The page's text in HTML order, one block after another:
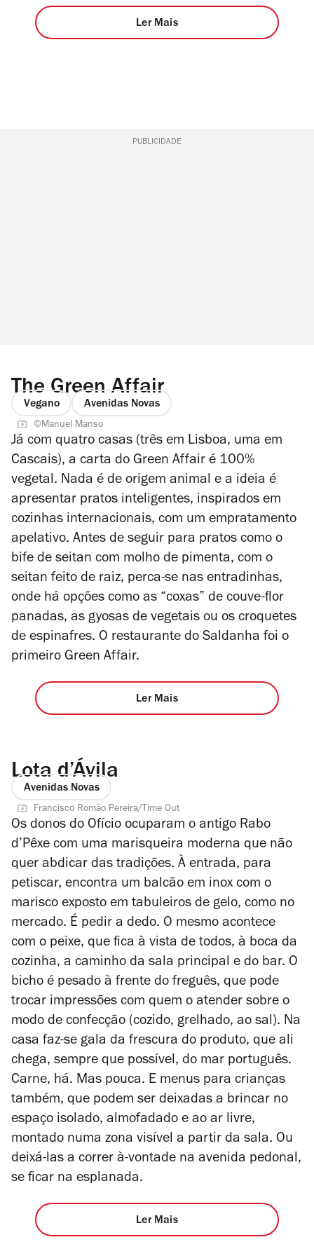
Ler Mais
PUBLICIDADE
The Green Affair
Vegano Avenidas Novas
©Manuel Manso
Já com quatro casas (três em Lisboa, uma em
Cascais), a carta do Green Affair é 100%
vegetal. Nada é de origem animal e a ideia é
apresentar pratos inteligentes, inspirados em
cozinhas internacionais, com um empratamento
apelativo. Antes de seguir para pratos como o
bife de seitan com molho de pimenta, com o
seitan feito de raiz, perca-se nas entradinhas,
onde há opções como as “coxas” de couve-flor
panadas, as gyosas de vegetais ou os croquetes
de espinafres. O restaurante do Saldanha foi o
primeiro Green Affair.
Ler Mais
Lota d’Ávila
Avenidas Novas
Francisco Romão Pereira/Time Out
Os donos do Ofício ocuparam o antigo Rabo
d’Pêxe com uma marisqueira moderna que não
quer abdicar das tradições. À entrada, para
petiscar, encontra um balcão em inox com o
marisco exposto em tabuleiros de gelo, como no
mercado. É pedir a dedo. O mesmo acontece
com o peixe, que fica à vista de todos, à boca da
cozinha, a caminho da sala principal e do bar. O
bicho é pesado à frente do freguês, que pode
trocar impressões com quem o atender sobre o
modo de confecção (cozido, grelhado, ao sal). Na
casa faz-se gala da frescura do produto, que ali
chega, sempre que possível, do mar português.
Carne, há. Mas pouca. E menus para crianças
também, que podem ser deixadas a brincar no
espaço isolado, almofadado e ao ar livre,
montado numa zona visível a partir da sala. Ou
deixá-las a correr à-vontade na avenida pedonal,
se ficar na esplanada.
Ler Mais